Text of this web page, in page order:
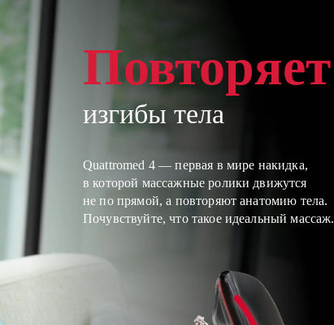
Повторяет
изгибы тела
Quattromed 4 — первая в мире накидка,
в которой массажные ролики движутся
не по прямой, а повторяют анатомию тела.
Почувствуйте, что такое идеальный массаж.